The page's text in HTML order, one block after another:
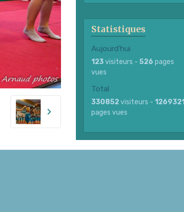
Statistiques
Aujourd'hui
123visiteurs - 526 pages
vues
Total
330852visiteurs - 1269321
pages vues